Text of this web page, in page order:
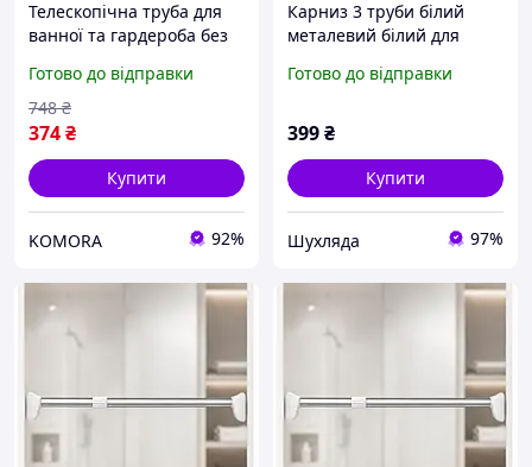
Телескопічна труба для
ванної та гардероба без
регульована для шторок і
одягу
Готово до відправки
374₴
748 ₴
Купити
KOMORA 92%
Карниз 3 труби білий
металевий білий для
3х80 см
Готово до відправки
399₴
Купити
Шухляда 97%